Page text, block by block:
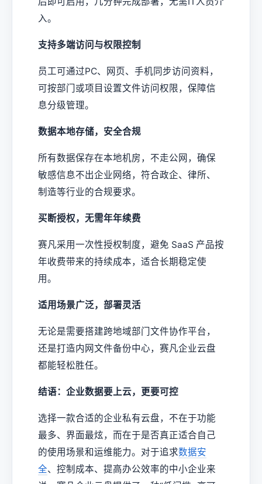
入。
支持多端访问与权限控制
员工可通过PC、网页、手机同步访问资料，
可按部门或项目设置文件访问权限，保障信
息分级管理。
数据本地存储，安全合规
所有数据保存在本地机房，不走公网，确保
敏感信息不出企业网络，符合政企、律所、
制造等行业的合规要求。
买断授权，无需年年续费
赛凡采用一次性授权制度，避免 SaaS 产品按
年收费带来的持续成本，适合长期稳定使
用。
适用场景广泛，部署灵活
无论是需要搭建跨地域部门文件协作平台，
还是打造内网文件备份中心，赛凡企业云盘
都能轻松胜任。
结语：企业数据要上云，更要可控
选择一款合适的企业私有云盘，不在于功能
最多、界面最炫，而在于是否真正适合自己
的使用场景和运维能力。对于追求数据安
全、控制成本、提高办公效率的中小企业来